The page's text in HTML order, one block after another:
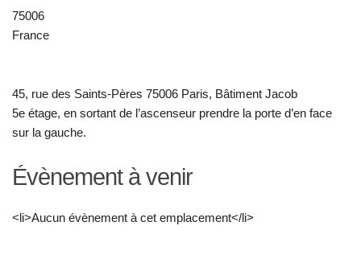
75006
France
45, rue des Saints-Pères 75006 Paris, Bâtiment Jacob
5e étage, en sortant de l’ascenseur prendre la porte d’en face
sur la gauche.
Évènement à venir
<li>Aucun évènement à cet emplacement</li>